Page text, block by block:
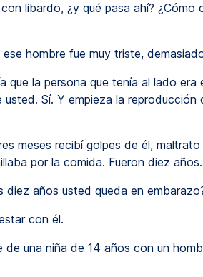
libardo, ¿y qué pasa ahí? ¿Cómo
hombre fue muy triste,
que la persona que tenía al lado era
Sí. Y empieza la reproducción
meses recibí golpes de él, maltrato
por la comida. Fueron diez años.
diez años usted queda en
con él.
de una niña de 14 años con un